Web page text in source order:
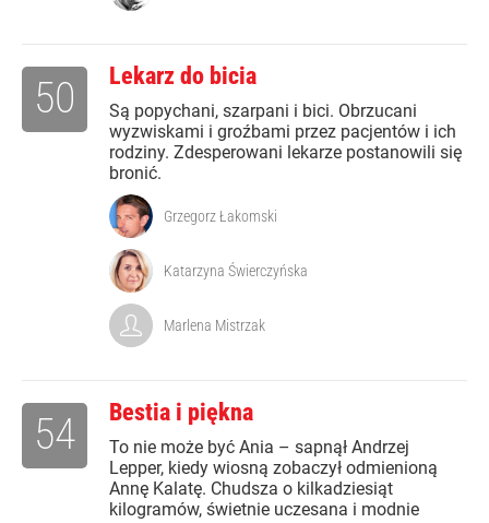
Lekarz do bicia
Są popychani, szarpani i bici. Obrzucani
wyzwiskami i groźbami przez pacjentów i ich
rodziny. Zdesperowani lekarze postanowili się
bronić.
50
Grzegorz Łakomski
Katarzyna Świerczyńska
Marlena Mistrzak
Bestia i piękna
To nie może być Ania – sapnął Andrzej
Lepper, kiedy wiosną zobaczył odmienioną
Annę Kalatę. Chudsza o kilkadziesiąt
kilogramów, świetnie uczesana i modnie
54